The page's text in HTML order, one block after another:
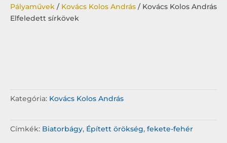
Pályaművek / Kovács Kolos András / Kovács Kolos András
Elfeledett sírkövek
Kategória: Kovács Kolos András
Címkék: Biatorbágy, Épített örökség, fekete-fehér